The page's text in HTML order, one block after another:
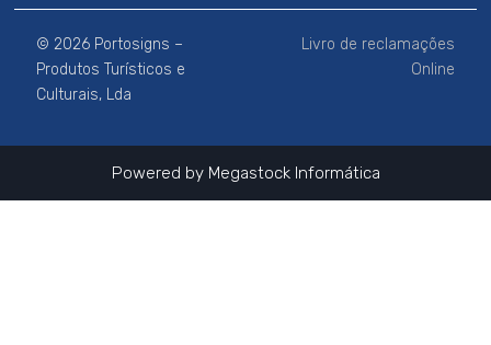
e
b
o
o
k
t
a
g
r
a
m
© 2026 Portosigns –
Produtos Turísticos e
Culturais, Lda
Livro de reclamações
Online
Powered by Megastock Informática